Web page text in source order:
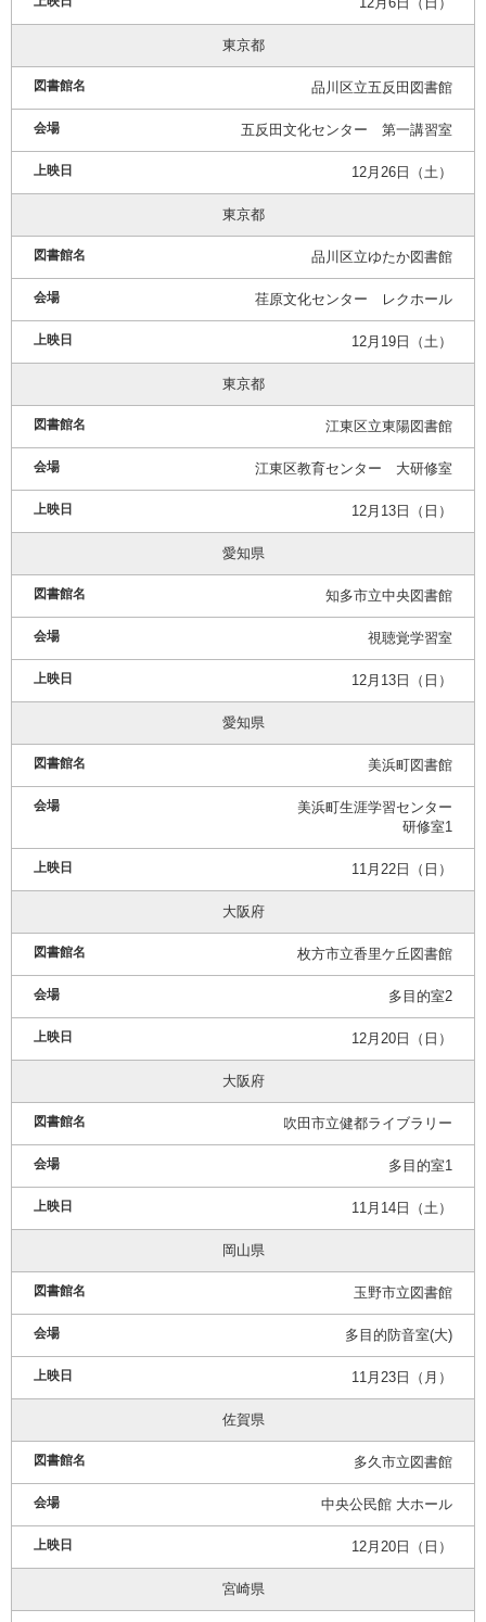
東京都
品川区立五反田図書館
五反田文化センター 第一講習室
12月26日（土）
東京都
品川区立ゆたか図書館
荏原文化センター レクホール
12月19日（土）
東京都
江東区立東陽図書館
江東区教育センター 大研修室
12月13日（日）
愛知県
知多市立中央図書館
視聴覚学習室
12月13日（日）
愛知県
美浜町図書館
美浜町生涯学習センター
研修室1
11月22日（日）
大阪府
枚方市立香里ケ丘図書館
多目的室2
12月20日（日）
大阪府
吹田市立健都ライブラリー
多目的室1
11月14日（土）
岡山県
玉野市立図書館
多目的防音室(大)
11月23日（月）
佐賀県
多久市立図書館
中央公民館 大ホール
12月20日（日）
宮崎県